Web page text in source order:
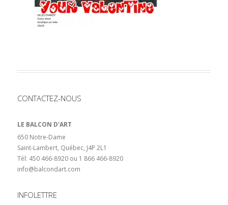
CONTACTEZ-NOUS
LE BALCON D'ART
650 Notre-Dame
Saint-Lambert, Québec, J4P 2L1
Tél: 450 466-8920 ou 1 866 466-8920
info@balcondart.com
INFOLETTRE